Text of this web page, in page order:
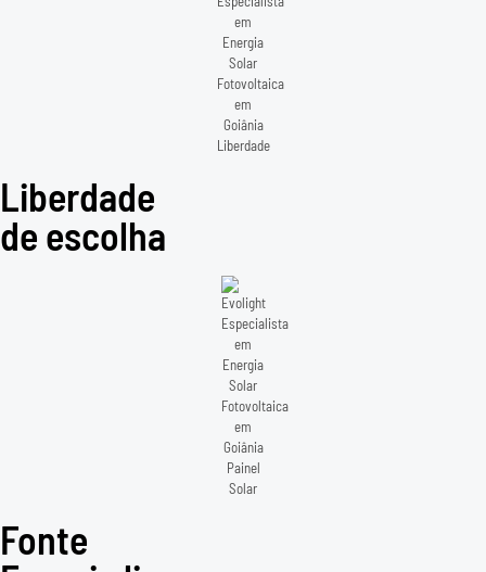
Liberdade
de escolha
Fonte